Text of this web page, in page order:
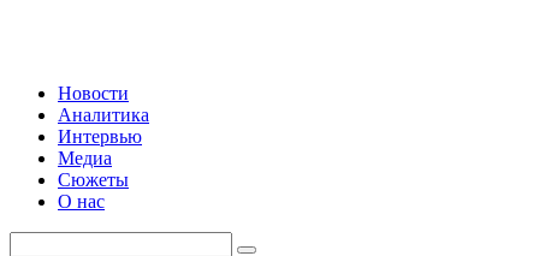
Новости
Аналитика
Интервью
Медиа
Сюжеты
О нас